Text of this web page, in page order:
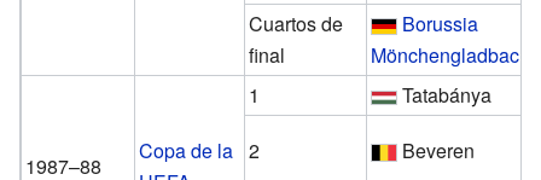
Cuartos de
final
Borussia
Mönchengladbach
1987–88
Copa de la
1
Tatabánya
2
Beveren